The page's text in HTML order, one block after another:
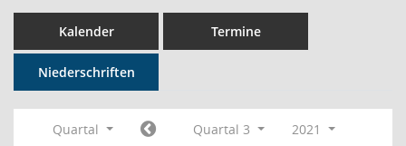
Kalender Termine
Niederschriften
Quartal Quartal 3
2021